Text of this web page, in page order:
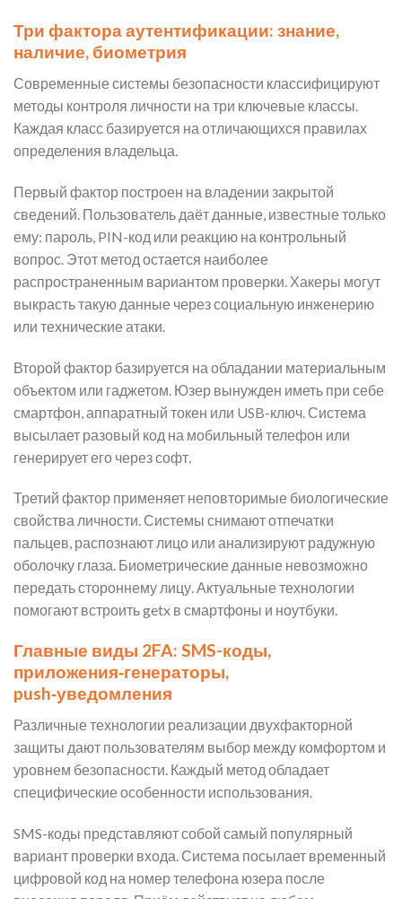
Три фактора аутентификации: знание,
наличие, биометрия
Современные системы безопасности классифицируют
методы контроля личности на три ключевые классы.
Каждая класс базируется на отличающихся правилах
определения владельца.
Первый фактор построен на владении закрытой
сведений. Пользователь даёт данные, известные только
ему: пароль, PIN-код или реакцию на контрольный
вопрос. Этот метод остается наиболее
распространенным вариантом проверки. Хакеры могут
выкрасть такую данные через социальную инженерию
или технические атаки.
Второй фактор базируется на обладании материальным
объектом или гаджетом. Юзер вынужден иметь при себе
смартфон, аппаратный токен или USB-ключ. Система
высылает разовый код на мобильный телефон или
генерирует его через софт.
Третий фактор применяет неповторимые биологические
свойства личности. Системы снимают отпечатки
пальцев, распознают лицо или анализируют радужную
оболочку глаза. Биометрические данные невозможно
передать стороннему лицу. Актуальные технологии
помогают встроить getx в смартфоны и ноутбуки.
Главные виды 2FA: SMS-коды,
приложения‑генераторы,
push‑уведомления
Различные технологии реализации двухфакторной
защиты дают пользователям выбор между комфортом и
уровнем безопасности. Каждый метод обладает
специфические особенности использования.
SMS-коды представляют собой самый популярный
вариант проверки входа. Система посылает временный
цифровой код на номер телефона юзера после